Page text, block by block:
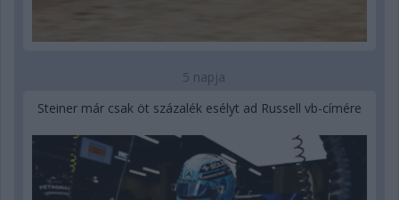
5 napja
Steiner már csak öt százalék esélyt ad Russell vb-címére